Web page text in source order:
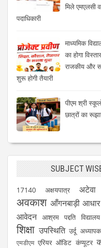
मिले एमएलसी
पदाधिकारी
माध्यमिक
का होगा
राजकीय और
शुरू होगी तैयारी
पीएम श्री
छात्रों का
SUBJECT
17140 अक्षयपात्र अटेवा
अवकाश आँगनबाड़ी आधार
आवेदन आश्रम पद्दति विद्यालय
शिक्षा उपस्थिति उर्दू अध्यापक
एमडीएम एरियर ऑडिट कंप्यूटर